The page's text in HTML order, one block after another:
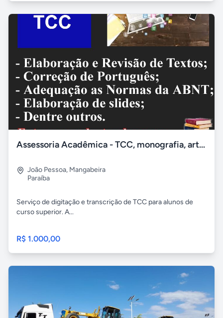
Assessoria Acadêmica - TCC, monografia, artigo
João Pessoa, Mangabeira
Paraíba
Serviço de digitação e transcrição de TCC para alunos de
curso superior. A...
R$ 1.000,00